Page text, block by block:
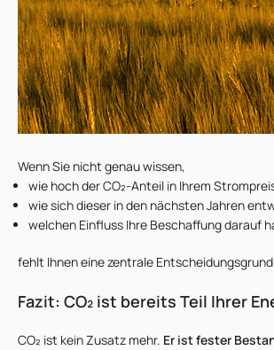
Wenn Sie nicht genau wissen,
wie hoch der CO₂-Anteil in Ihrem
wie sich dieser in den nächsten Jahren
welchen Einfluss Ihre Beschaffung darauf
fehlt Ihnen eine zentrale
Fazit: CO₂ ist bereits Teil Ihrer
CO₂ ist kein Zusatz mehr. Er ist fester